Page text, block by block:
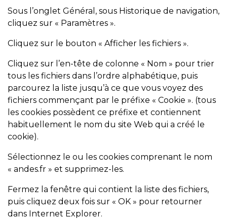
Sous l’onglet Général, sous Historique de navigation,
cliquez sur « Paramètres ».
Cliquez sur le bouton « Afficher les fichiers ».
Cliquez sur l’en-tête de colonne « Nom » pour trier
tous les fichiers dans l’ordre alphabétique, puis
parcourez la liste jusqu’à ce que vous voyez des
fichiers commençant par le préfixe « Cookie ». (tous
les cookies possèdent ce préfixe et contiennent
habituellement le nom du site Web qui a créé le
cookie).
Sélectionnez le ou les cookies comprenant le nom
« andes.fr » et supprimez-les.
Fermez la fenêtre qui contient la liste des fichiers,
puis cliquez deux fois sur « OK » pour retourner
dans Internet Explorer.